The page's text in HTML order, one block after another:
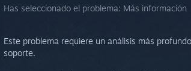
Has seleccionado el problema: Más información
Este problema requiere un análisis más
soporte.